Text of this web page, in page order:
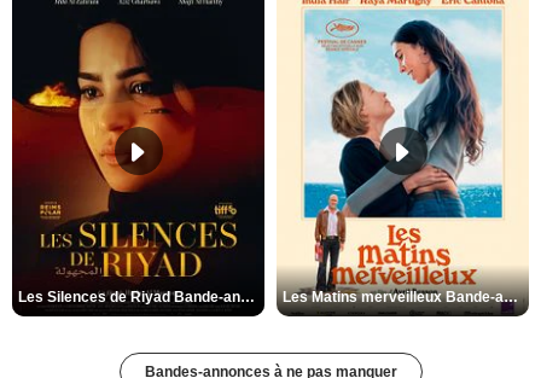
Les Silences de Riyad Bande-annonce VO STFR Les Matins merveilleux Bande-annonce VF
Bandes-annonces à ne pas manquer